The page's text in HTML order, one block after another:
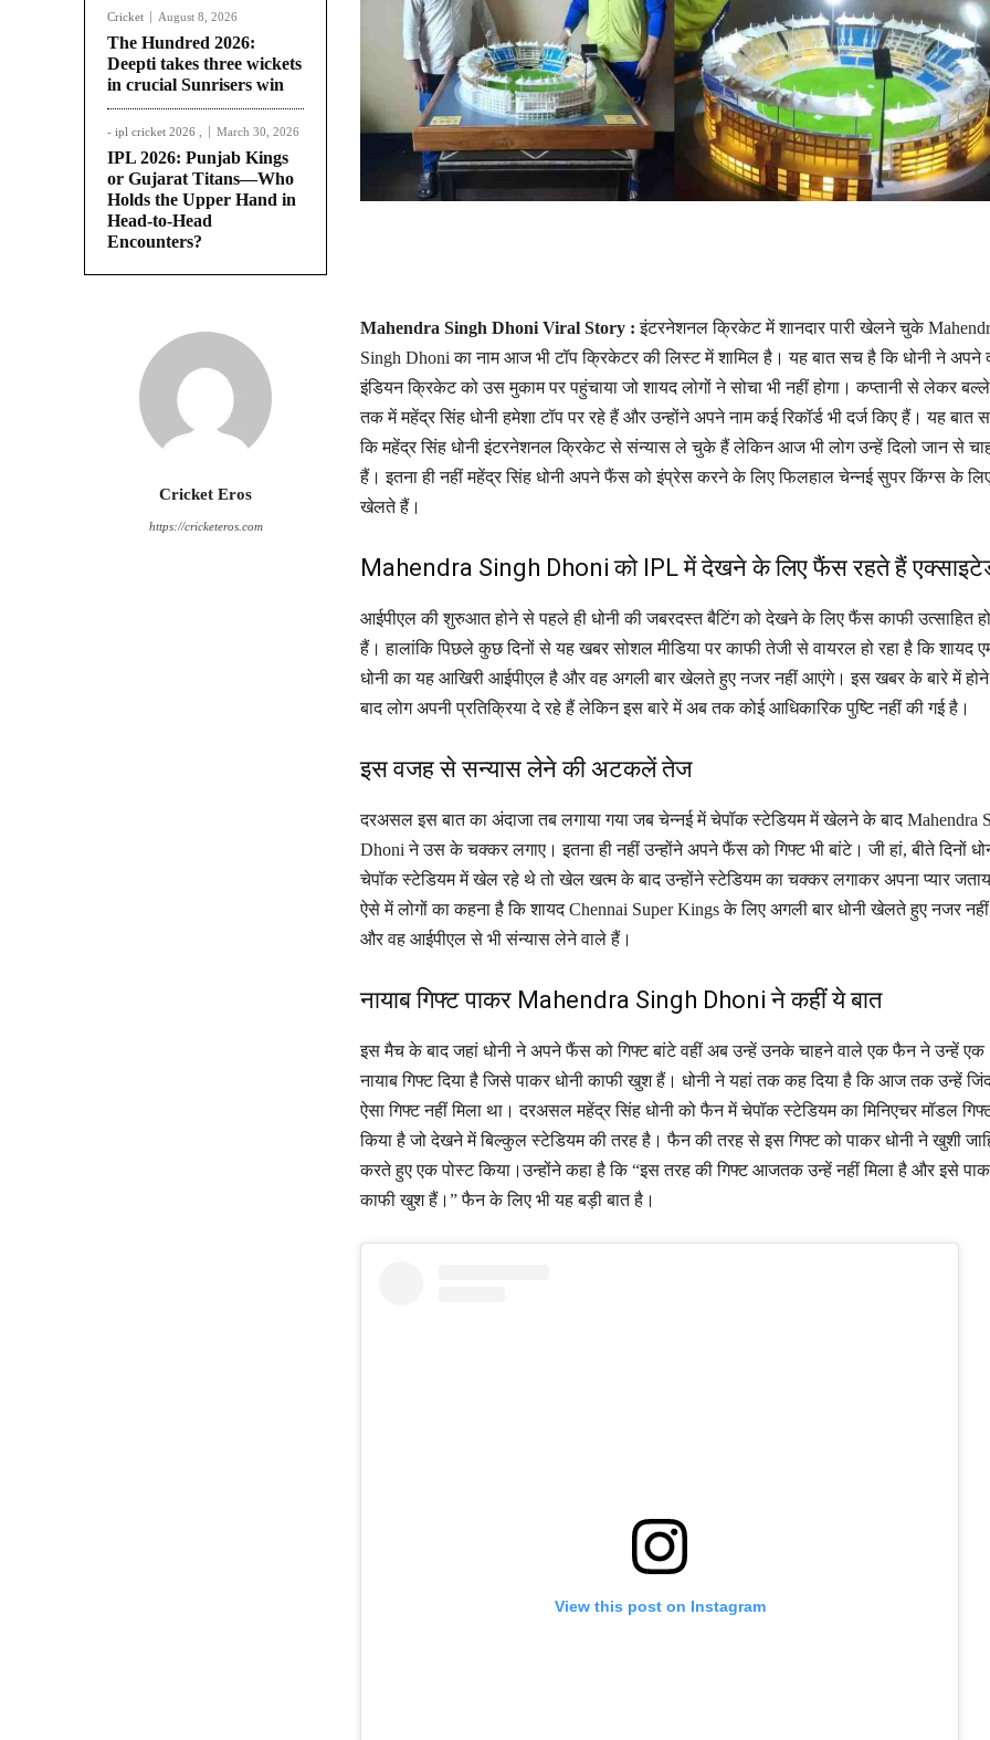
Cricket August 8, 2026
The Hundred 2026:
Deepti takes three wickets
in crucial Sunrisers win
- ipl cricket 2026 , March 30, 2026
IPL 2026: Punjab Kings
or Gujarat Titans—Who
Holds the Upper Hand in
Head-to-Head
Encounters?
Cricket Eros
https://cricketeros.com
Mahendra Singh Dhoni Viral Story :इंटरनेशनल क्रिकेट में शानदार पारी खेलने चुके
Singh Dhoni का नाम आज भी टॉप क्रिकेटर की लिस्ट में शामिल है। यह बात सच है कि धोनी ने अपने
इंडियन क्रिकेट को उस मुकाम पर पहुंचाया जो शायद लोगों ने सोचा भी नहीं होगा। कप्तानी से लेकर
तक में महेंद्र सिंह धोनी हमेशा टॉप पर रहे हैं और उन्होंने अपने नाम कई रिकॉर्ड भी दर्ज किए हैं। यह बात
कि महेंद्र सिंह धोनी इंटरनेशनल क्रिकेट से संन्यास ले चुके हैं लेकिन आज भी लोग उन्हें दिलो जान से
हैं। इतना ही नहीं महेंद्र सिंह धोनी अपने फैंस को इंप्रेस करने के लिए फिलहाल चेन्नई सुपर किंग्स के
खेलते हैं।
Mahendra Singh Dhoni को IPL में देखने के लिए फैंस रहते हैं
आईपीएल की शुरुआत होने से पहले ही धोनी की जबरदस्त बैटिंग को देखने के लिए फैंस काफी उत्साहित
हैं। हालांकि पिछले कुछ दिनों से यह खबर सोशल मीडिया पर काफी तेजी से वायरल हो रहा है कि शायद
धोनी का यह आखिरी आईपीएल है और वह अगली बार खेलते हुए नजर नहीं आएंगे। इस खबर के बारे में
बाद लोग अपनी प्रतिक्रिया दे रहे हैं लेकिन इस बारे में अब तक कोई आधिकारिक पुष्टि नहीं की गई है।
इस वजह से सन्यास लेने की अटकलें तेज
दरअसल इस बात का अंदाजा तब लगाया गया जब चेन्नई में चेपॉक स्टेडियम में खेलने के बाद Mahendra
Dhoni ने उस के चक्कर लगाए। इतना ही नहीं उन्होंने अपने फैंस को गिफ्ट भी बांटे। जी हां, बीते दिनों
चेपॉक स्टेडियम में खेल रहे थे तो खेल खत्म के बाद उन्होंने स्टेडियम का चक्कर लगाकर अपना प्यार
ऐसे में लोगों का कहना है कि शायद Chennai Super Kings के लिए अगली बार धोनी खेलते हुए नजर
और वह आईपीएल से भी संन्यास लेने वाले हैं।
नायाब गिफ्ट पाकर Mahendra Singh Dhoni ने कहीं ये बात
इस मैच के बाद जहां धोनी ने अपने फैंस को गिफ्ट बांटे वहीं अब उन्हें उनके चाहने वाले एक फैन ने उन्हें एक
नायाब गिफ्ट दिया है जिसे पाकर धोनी काफी खुश हैं। धोनी ने यहां तक कह दिया है कि आज तक उन्हें
ऐसा गिफ्ट नहीं मिला था। दरअसल महेंद्र सिंह धोनी को फैन में चेपॉक स्टेडियम का मिनिएचर मॉडल
किया है जो देखने में बिल्कुल स्टेडियम की तरह है। फैन की तरह से इस गिफ्ट को पाकर धोनी ने खुशी
करते हुए एक पोस्ट किया।उन्होंने कहा है कि “इस तरह की गिफ्ट आजतक उन्हें नहीं मिला है और इसे
काफी खुश हैं।” फैन के लिए भी यह बड़ी बात है।
View this post on Instagram